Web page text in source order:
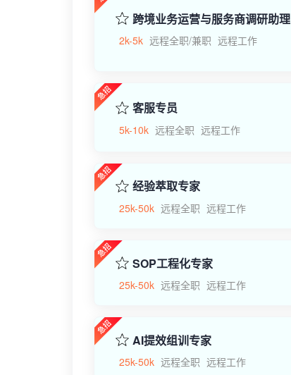
跨境业务运营与服务商调研助理
2k-5k 远程全职/兼职 远程工作
客服专员
5k-10k 远程全职 远程工作
经验萃取专家
25k-50k 远程全职 远程工作
SOP工程化专家
25k-50k 远程全职 远程工作
AI提效组训专家
25k-50k 远程全职 远程工作